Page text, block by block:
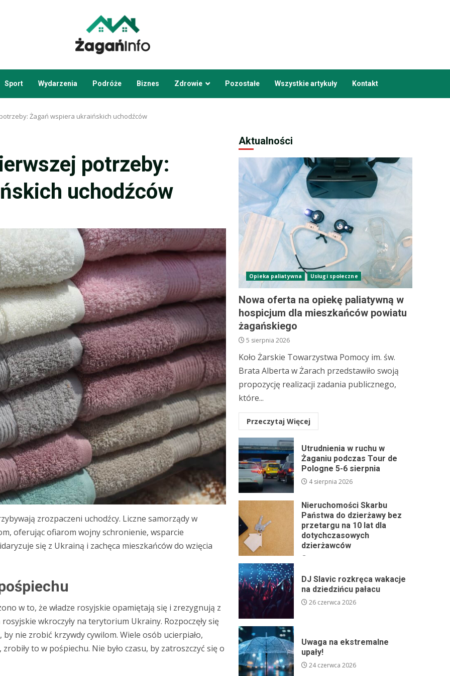
Sport Wydarzenia Podróże Biznes Zdrowie Pozostałe Wszystkie artykuły Kontakt
Żagań wspiera ukraińskich uchodźców
potrzeby:
uchodźców
zrozpaczeni uchodźcy. Liczne samorządy w
oferując ofiarom wojny schronienie, wsparcie
się z Ukrainą i zachęca mieszkańców do wzięcia
w to, że władze rosyjskie opamiętają się i zrezygnują z
wkroczyły na terytorium Ukrainy. Rozpoczęły się
nie zrobić krzywdy cywilom. Wiele osób ucierpiało,
to w pośpiechu. Nie było czasu, by zatroszczyć się o
Aktualności
Opieka paliatywna Usługi społeczne
Nowa oferta na opiekę paliatywną w
hospicjum dla mieszkańców powiatu
żagańskiego
5 sierpnia 2026
Koło Żarskie Towarzystwa Pomocy im. św.
Brata Alberta w Żarach przedstawiło swoją
propozycję realizacji zadania publicznego,
które...
Przeczytaj Więcej
Utrudnienia w ruchu w
Żaganiu podczas Tour de
Pologne 5-6 sierpnia
4 sierpnia 2026
Nieruchomości Skarbu
Państwa do dzierżawy bez
przetargu na 10 lat dla
dotychczasowych
dzierżawców
DJ Slavic rozkręca wakacje
na dziedzińcu pałacu
26 czerwca 2026
Uwaga na ekstremalne
upały!
24 czerwca 2026